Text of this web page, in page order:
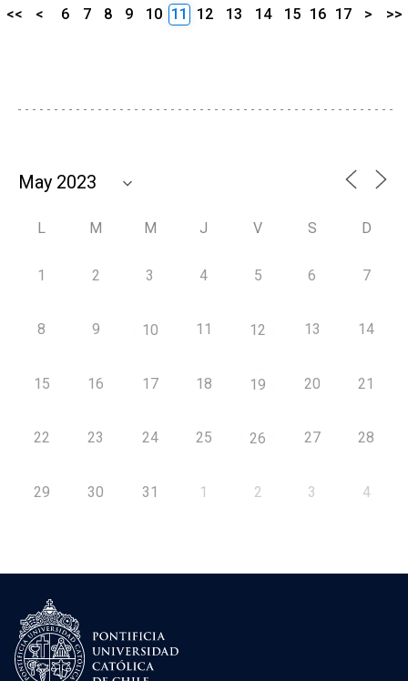
<< < 6 7 8 9 10 11 12 13 14 15 16 17 > >>
L M M J V S D
1 2 3 4 5 6 7
8 9 10 11 12 13 14
15 16 17 18 19 20 21
22 23 24 25 26 27 28
29 30 31 1 2 3 4